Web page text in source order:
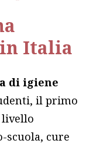
in Italia
di igiene
il primo
livello
scuola, cure